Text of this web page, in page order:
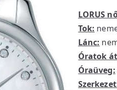
LORUS
Tok:
Lánc:
Óratok
Óraüveg: